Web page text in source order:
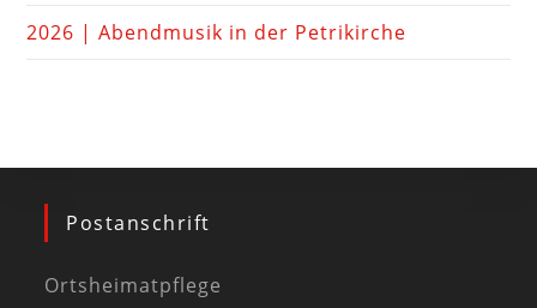
2026 | Abendmusik in der Petrikirche
Postanschrift
Ortsheimatpflege